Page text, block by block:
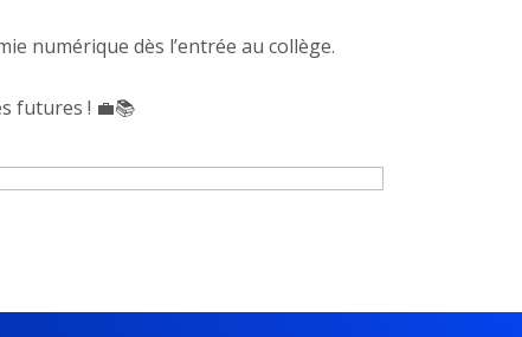
numérique dès l’entrée au collège.
futures ! 💼📚